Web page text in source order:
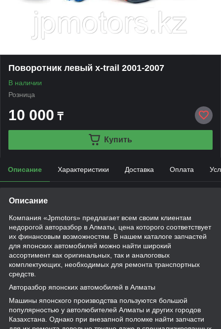
Поворотник левый x-trail 2001-2007
В наличии
Розница
10 000 ₸
Купить
Описание Характеристики Доставка Оплата
Описание
Компания «Jpmotors» предлагает всем своим клиентам
недорогой авторазбор в Алматы, цена которого соответствует
их финансовым возможностям. В нашем каталоге запчастей
для японских автомобилей можно найти широкий
ассортимент как оригинальных, так и аналоговых
комплектующих, необходимых для ремонта транспортных
средств.
Авторазбор японских автомобилей в Алматы
Машины японского производства пользуются большой
популярностью у автолюбителей Алматы и других городов
Казахстана. Однако при внезапной поломке найти запчасти